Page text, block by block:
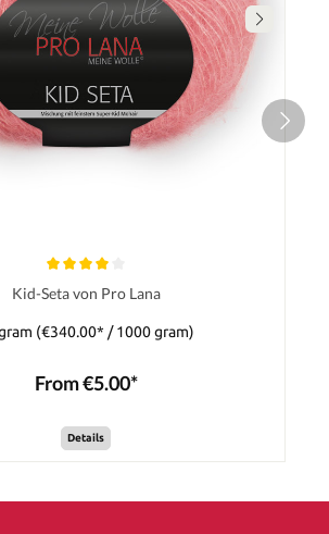
Kid-Seta von Pro Lana
(€340.00* / 1000 gram)
From €5.00*
Details